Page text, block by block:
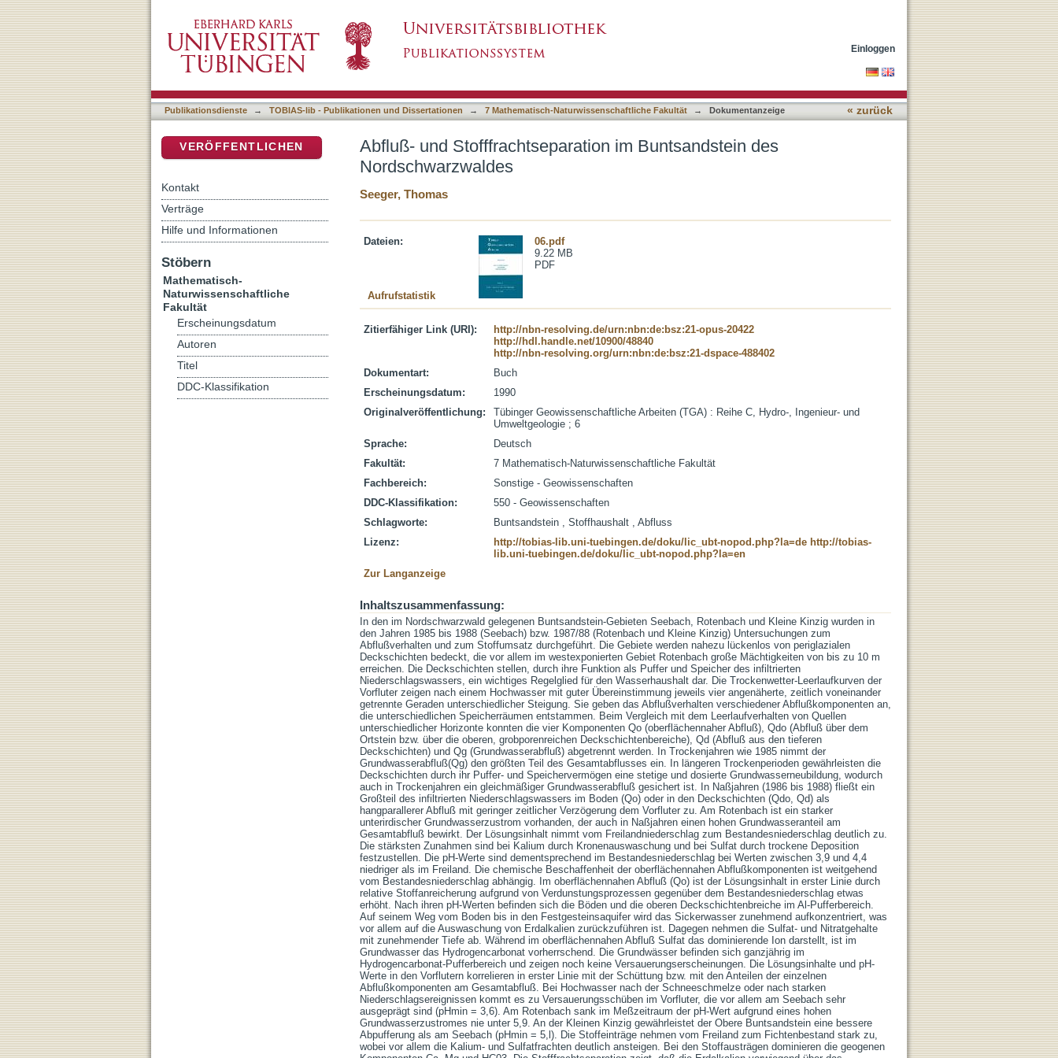
Einloggen
Publikationsdienste → TOBIAS-lib - Publikationen und Dissertationen → 7 Mathematisch-Naturwissenschaftliche Fakultät → Dokumentanzeige « zurück
Abfluß- und Stofffrachtseparation im Buntsandstein des
Nordschwarzwaldes
Seeger, Thomas
Dateien:
06.pdf
9.22 MB
PDF
Aufrufstatistik
Zitierfähiger Link (URI):
http://nbn-resolving.de/urn:nbn:de:bsz:21-opus-20422
http://hdl.handle.net/10900/48840
http://nbn-resolving.org/urn:nbn:de:bsz:21-dspace-488402
Dokumentart:
Buch
Erscheinungsdatum:
1990
Originalveröffentlichung:
Tübinger Geowissenschaftliche Arbeiten (TGA) : Reihe C, Hydro-, Ingenieur- und
Umweltgeologie ; 6
Sprache:
Deutsch
Fakultät:
7 Mathematisch-Naturwissenschaftliche Fakultät
Fachbereich:
Sonstige - Geowissenschaften
DDC-Klassifikation:
550 - Geowissenschaften
Schlagworte:
Buntsandstein , Stoffhaushalt , Abfluss
Lizenz:
http://tobias-lib.uni-tuebingen.de/doku/lic_ubt-nopod.php?la=de http://tobias-
lib.uni-tuebingen.de/doku/lic_ubt-nopod.php?la=en
Zur Langanzeige
Inhaltszusammenfassung:
In den im Nordschwarzwald gelegenen Buntsandstein-Gebieten Seebach, Rotenbach und Kleine Kinzig wurden in
den Jahren 1985 bis 1988 (Seebach) bzw. 1987/88 (Rotenbach und Kleine Kinzig) Untersuchungen zum
Abflußverhalten und zum Stoffumsatz durchgeführt. Die Gebiete werden nahezu lückenlos von periglazialen
Deckschichten bedeckt, die vor allem im westexponierten Gebiet Rotenbach große Mächtigkeiten von bis zu 10 m
erreichen. Die Deckschichten stellen, durch ihre Funktion als Puffer und Speicher des infiltrierten
Niederschlagswassers, ein wichtiges Regelglied für den Wasserhaushalt dar. Die Trockenwetter-Leerlaufkurven der
Vorfluter zeigen nach einem Hochwasser mit guter Übereinstimmung jeweils vier angenäherte, zeitlich voneinander
getrennte Geraden unterschiedlicher Steigung. Sie geben das Abflußverhalten verschiedener Abflußkomponenten an,
die unterschiedlichen Speicherräumen entstammen. Beim Vergleich mit dem Leerlaufverhalten von Quellen
unterschiedlicher Horizonte konnten die vier Komponenten Qo (oberflächennaher Abfluß), Qdo (Abfluß über dem
Ortstein bzw. über die oberen, grobporenreichen Deckschichtenbereiche), Qd (Abfluß aus den tieferen
Deckschichten) und Qg (Grundwasserabfluß) abgetrennt werden. In Trockenjahren wie 1985 nimmt der
Grundwasserabfluß(Qg) den größten Teil des Gesamtabflusses ein. In längeren Trockenperioden gewährleisten die
Deckschichten durch ihr Puffer- und Speichervermögen eine stetige und dosierte Grundwasserneubildung, wodurch
auch in Trockenjahren ein gleichmäßiger Grundwasserabfluß gesichert ist. In Naßjahren (1986 bis 1988) fließt ein
Großteil des infiltrierten Niederschlagswassers im Boden (Qo) oder in den Deckschichten (Qdo, Qd) als
hangparallerer Abfluß mit geringer zeitlicher Verzögerung dem Vorfluter zu. Am Rotenbach ist ein starker
unterirdischer Grundwasserzustrom vorhanden, der auch in Naßjahren einen hohen Grundwasseranteil am
Gesamtabfluß bewirkt. Der Lösungsinhalt nimmt vom Freilandniederschlag zum Bestandesniederschlag deutlich zu.
Die stärksten Zunahmen sind bei Kalium durch Kronenauswaschung und bei Sulfat durch trockene Deposition
festzustellen. Die pH-Werte sind dementsprechend im Bestandesniederschlag bei Werten zwischen 3,9 und 4,4
niedriger als im Freiland. Die chemische Beschaffenheit der oberflächennahen Abflußkomponenten ist weitgehend
vom Bestandesniederschlag abhängig. Im oberflächennahen Abfluß (Qo) ist der Lösungsinhalt in erster Linie durch
relative Stoffanreicherung aufgrund von Verdunstungsprozessen gegenüber dem Bestandesniederschlag etwas
erhöht. Nach ihren pH-Werten befinden sich die Böden und die oberen Deckschichtenbreiche im Al-Pufferbereich.
Auf seinem Weg vom Boden bis in den Festgesteinsaquifer wird das Sickerwasser zunehmend aufkonzentriert, was
vor allem auf die Auswaschung von Erdalkalien zurückzuführen ist. Dagegen nehmen die Sulfat- und Nitratgehalte
mit zunehmender Tiefe ab. Während im oberflächennahen Abfluß Sulfat das dominierende Ion darstellt, ist im
Grundwasser das Hydrogencarbonat vorherrschend. Die Grundwässer befinden sich ganzjährig im
Hydrogencarbonat-Pufferbereich und zeigen noch keine Versauerungserscheinungen. Die Lösungsinhalte und pH-
Werte in den Vorflutern korrelieren in erster Linie mit der Schüttung bzw. mit den Anteilen der einzelnen
Abflußkomponenten am Gesamtabfluß. Bei Hochwasser nach der Schneeschmelze oder nach starken
Niederschlagsereignissen kommt es zu Versauerungsschüben im Vorfluter, die vor allem am Seebach sehr
ausgeprägt sind (pHmin = 3,6). Am Rotenbach sank im Meßzeitraum der pH-Wert aufgrund eines hohen
Grundwasserzustromes nie unter 5,9. An der Kleinen Kinzig gewährleistet der Obere Buntsandstein eine bessere
Abpufferung als am Seebach (pHmin = 5,l). Die Stoffeinträge nehmen vom Freiland zum Fichtenbestand stark zu,
wobei vor allem die Kalium- und Sulfatfrachten deutlich ansteigen. Bei den Stoffausträgen dominieren die geogenen
VERÖFFENTLICHEN
Kontakt
Verträge
Hilfe und Informationen
Stöbern
Mathematisch-
Naturwissenschaftliche
Fakultät
Erscheinungsdatum
Autoren
Titel
DDC-Klassifikation